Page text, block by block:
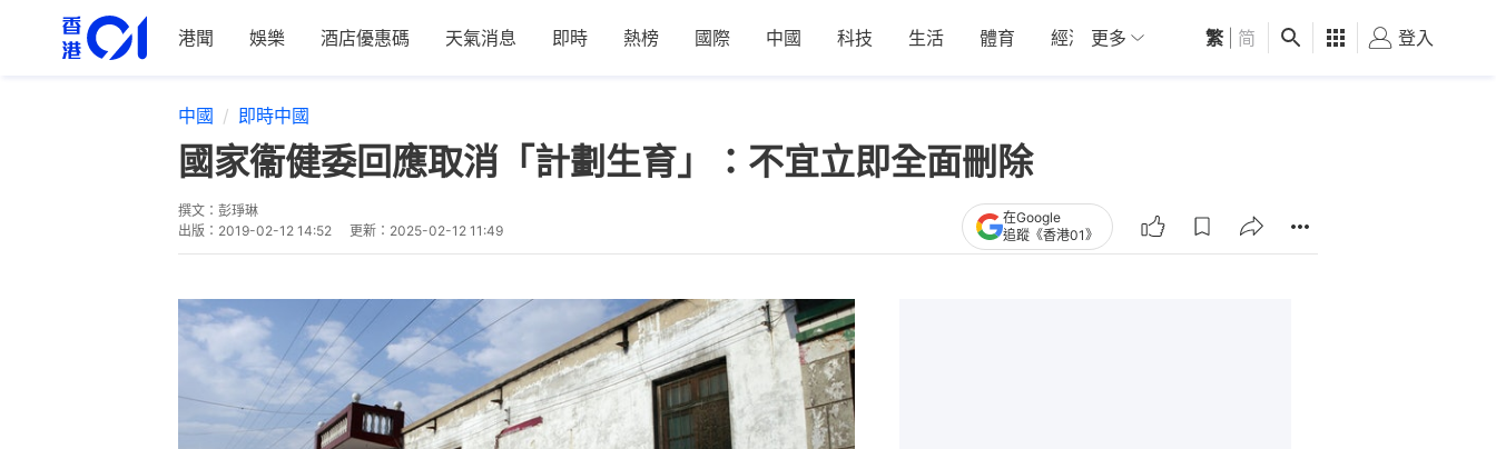
港聞 娛樂 酒店優惠碼 天氣消息 即時 熱榜 國際 中國 科技 生活 體育 經濟 01深圳 觀點 健康 好食玩飛
更多 繁 简 登入
中國 即時中國
國家衞健委回應取消「計劃生育」：不宜立即全面刪除
撰文： 彭琤琳
出版： 2019-02-12 14:52 更新： 2025-02-12 11:49
在Google
追蹤《香港01》